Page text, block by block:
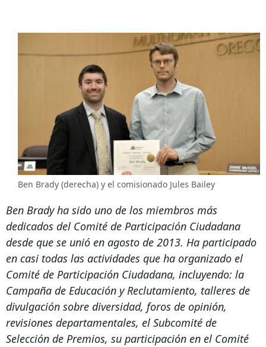
Ben Brady (derecha) y el comisionado Jules Bailey
Ben Brady ha sido uno de los miembros más
dedicados del Comité de Participación Ciudadana
desde que se unió en agosto de 2013. Ha participado
en casi todas las actividades que ha organizado el
Comité de Participación Ciudadana, incluyendo: la
Campaña de Educación y Reclutamiento, talleres de
divulgación sobre diversidad, foros de opinión,
revisiones departamentales, el Subcomité de
Selección de Premios, su participación en el Comité